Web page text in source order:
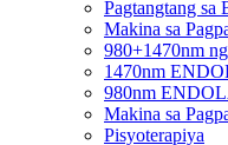
Pagtangtang sa
Makina sa
980+1470nm
1470nm
980nm
Makina sa
Pisyoterapiya